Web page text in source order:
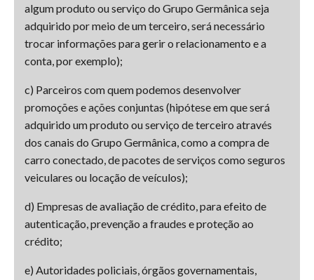
algum produto ou serviço do Grupo Germânica seja
adquirido por meio de um terceiro, será necessário
trocar informações para gerir o relacionamento e a
conta, por exemplo);
c) Parceiros com quem podemos desenvolver
promoções e ações conjuntas (hipótese em que será
adquirido um produto ou serviço de terceiro através
dos canais do Grupo Germânica, como a compra de
carro conectado, de pacotes de serviços como seguros
veiculares ou locação de veículos);
d) Empresas de avaliação de crédito, para efeito de
autenticação, prevenção a fraudes e proteção ao
crédito;
e) Autoridades policiais, órgãos governamentais,